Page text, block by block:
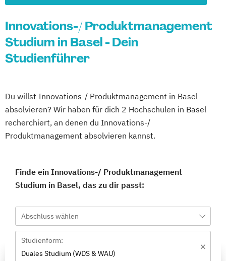
Innovations-/ Produktmanagement
Studium in Basel - Dein
Studienführer
Du willst Innovations-/ Produktmanagement in Basel
absolvieren? Wir haben für dich 2 Hochschulen in Basel
recherchiert, an denen du Innovations-/
Produktmanagement absolvieren kannst.
Finde ein Innovations-/ Produktmanagement
Studium in Basel, das zu dir passt:
Abschluss wählen
Studienform:
Duales Studium (WDS & WAU)